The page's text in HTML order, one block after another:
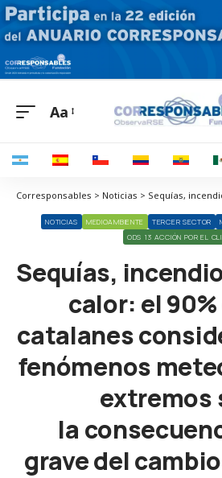
Aa
NOTICIAS MEDIOAMBIENTE TERCER SECTOR
ODS 13 ACCIÓN POR EL
Sequías,
calor: el
catalanes
fenómenos
extremos
la
grave del